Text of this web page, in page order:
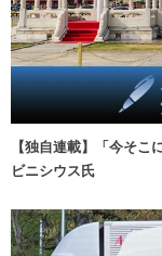
【独自連載】「今そ
ビニシウス氏